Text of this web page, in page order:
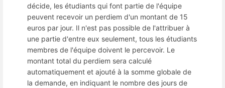
décide, les étudiants qui font partie de l'équipe
peuvent recevoir un perdiem d'un montant de 15
euros par jour. Il n'est pas possible de l'attribuer à
une partie d'entre eux seulement, tous les étudiants
membres de l'équipe doivent le percevoir. Le
montant total du perdiem sera calculé
automatiquement et ajouté à la somme globale de
la demande, en indiquant le nombre des jours de